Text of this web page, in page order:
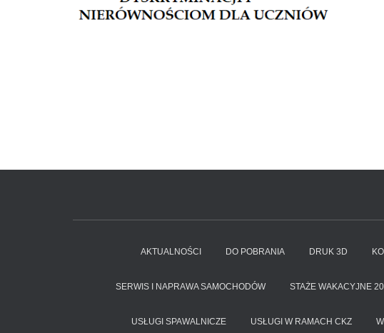
AKTUALNOŚCI DO POBRANIA DRUK 3D
SERWIS I NAPRAWA SAMOCHODÓW STAŻE WAKACYJNE
USŁUGI SPAWALNICZE USŁUGI W RAMACH CKZ